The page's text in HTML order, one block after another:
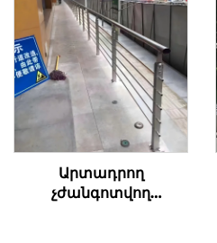
պողպատե պարան,
մշակված
վերջավորություն
հարթակի և շենքի
հատակների համար
Արտադրող
չժանգոտվող